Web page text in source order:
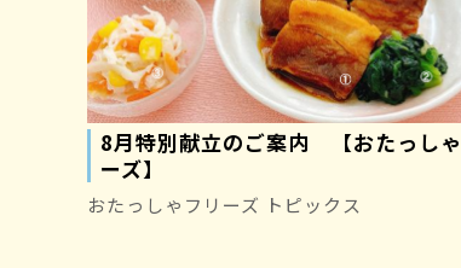
8月特別献立のご案内 【おたっし
ーズ】
おたっしゃフリーズ トピックス